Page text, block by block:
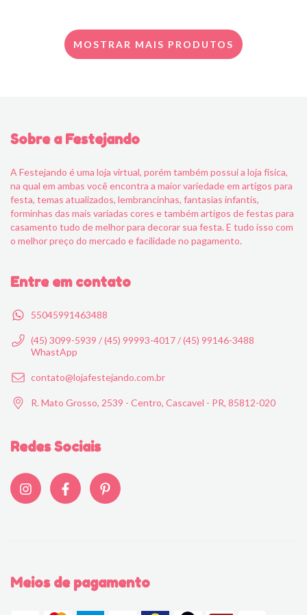
MOSTRAR MAIS PRODUTOS
Sobre a Festejando
A Festejando é uma loja virtual, porém também possui a loja física,
na qual em ambas você encontra a maior variedade em artigos para
festa, temas atualizados, lembrancinhas, fantasias infantis,
forminhas das mais variadas cores e também artigos de festas para
casamento tudo de melhor para decorar sua festa. E tudo isso com
o melhor preço do mercado e facilidade no pagamento.
Entre em contato
55045991463488
(45) 3099-5939 / (45) 99993-4017 / (45) 99146-3488
WhastApp
contato@lojafestejando.com.br
R. Mato Grosso, 2539 - Centro, Cascavel - PR, 85812-020
Redes Sociais
Meios de pagamento